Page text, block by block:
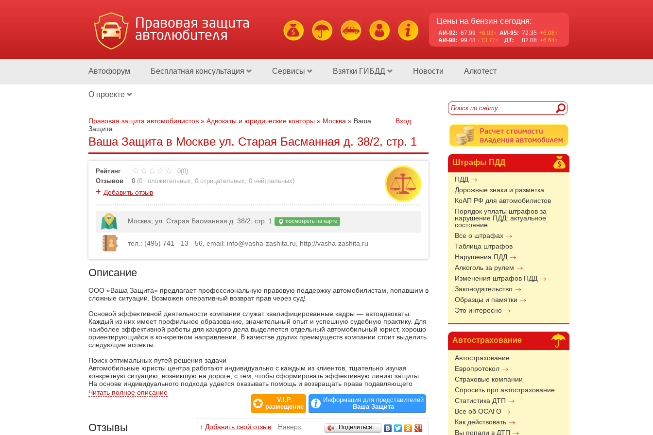
Правовая защита
автолюбителя
Цены на бензин сегодня:
АИ-92: 67.99 +6.03↑ АИ-95: 72.35 +6.08↑
АИ-98: 99.48 +13.77↑ ДТ: 82.08 +6.64↑
Автофорум Бесплатная консультация Сервисы Взятки ГИБДД Новости Алкотест
О проекте
Штрафы ПДД
ПДД
Дорожные знаки и разметка
КоАП РФ для автомобилистов
Порядок уплаты штрафов за
нарушение ПДД: актуальное
состояние
Все о штрафах
Таблица штрафов
Нарушения ПДД
Алкоголь за рулем
Изменения штрафов ПДД
Законодательство
Образцы и памятки
Это интересно
Автострахование
Автострахование
Европротокол
Страховые компании
Спросить про автострахование
Статистика ДТП
Все об ОСАГО
Как действовать
Вы попали в ДТП
Правовая защита автомобилистов » Адвокаты и юридические конторы » Москва » Ваша
Защита
Вход
Ваша Защита в Москве ул. Старая Басманная д. 38/2, стр. 1
Рейтинг
0(0)
Отзывов
0 (0 положительных, 0 отрицательных, 0 нейтральных)
+ Добавить отзыв
Москва, ул. Старая Басманная д. 38/2, стр. 1 посмотреть на карте
тел.: (495) 741 - 13 - 56, email: info@vasha-zashita.ru, http://vasha-zashita.ru
Описание
ООО «Ваша Защита» предлагает профессиональную правовую поддержку автомобилистам, попавшим в
сложные ситуации. Возможен оперативный возврат прав через суд!
Основой эффективной деятельности компании служат квалифицированные кадры — автоадвокаты.
Каждый из них имеет профильное образование, значительный опыт и успешную судебную практику. Для
наиболее эффективной работы для каждого дела выделяется отдельный автомобильный юрист, хорошо
ориентирующийся в конкретном направлении. В качестве других преимуществ компании стоит выделить
следующие аспекты:
Поиск оптимальных путей решения задачи
Автомобильные юристы центра работают индивидуально с каждым из клиентов, тщательно изучая
конкретную ситуацию, возникшую на дороге, с тем, чтобы сформировать эффективную линию защиты.
На основе индивидуального подхода удается оказывать помощь и возвращать права подавляющего
большинства клиентов.
Адекватная оценка судебной перспективы дела автоюристом
Не имея объективной возможности предоставлять гарантии успеха уже после первой консультации, как
это делают некоторые представители недобросовестных фирм, наши специалисты способны
гарантировать четкие сроки рассмотрения вопроса, а также определить степень вероятности возврата
Читать полное описание
V.I.P.
размещение
Информация для представителей
Ваша Защита
Отзывы + Добавить свой отзыв Наверх Поделиться…